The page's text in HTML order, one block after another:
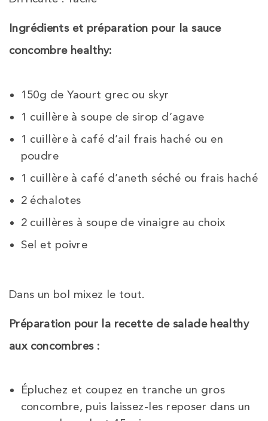
Ingrédients et préparation pour la sauce
concombre healthy:
150g de Yaourt grec ou skyr
1 cuillère à soupe de sirop d’agave
1 cuillère à café d’ail frais haché ou en
poudre
1 cuillère à café d’aneth séché ou frais haché
2 échalotes
2 cuillères à soupe de vinaigre au choix
Sel et poivre
Dans un bol mixez le tout.
Préparation pour la recette de salade healthy
aux concombres :
Épluchez et coupez en tranche un gros
concombre, puis laissez-les reposer dans un